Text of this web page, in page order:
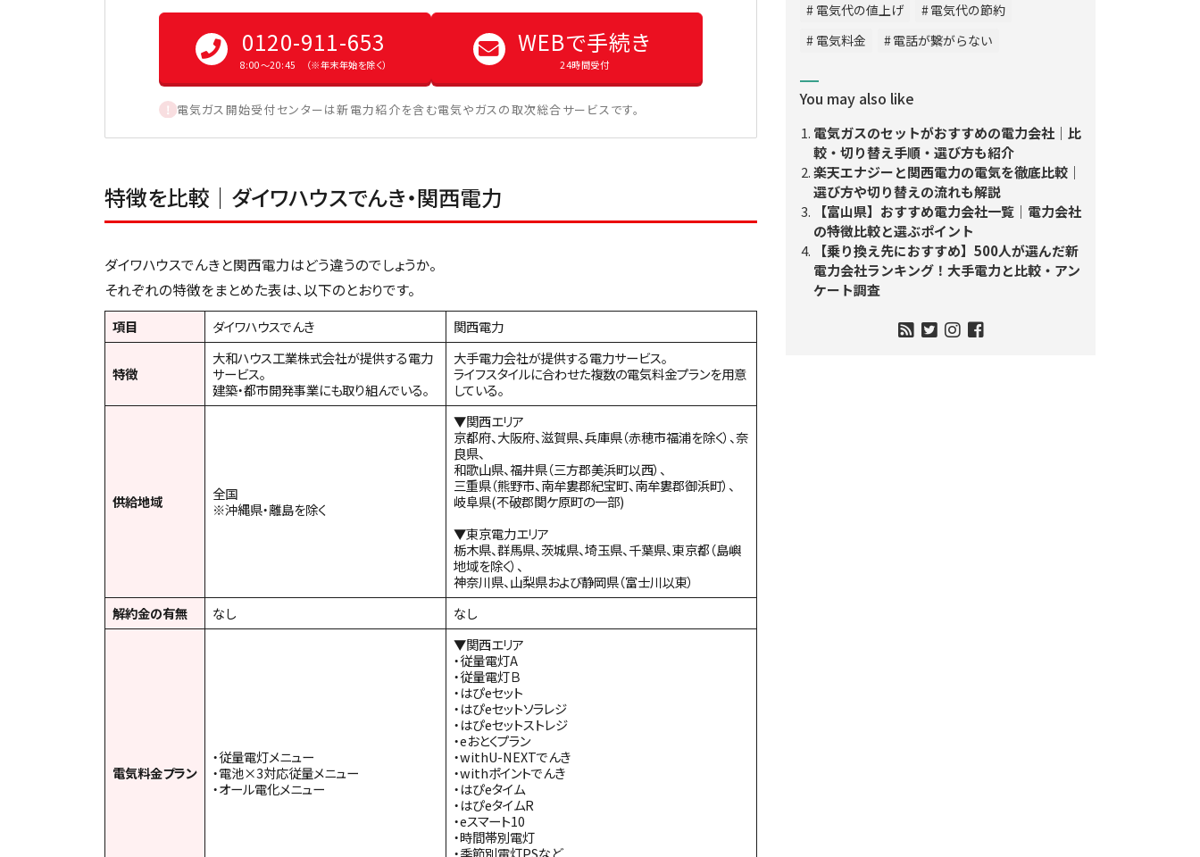
0120-911-653
8:00〜20:45 （※年末年始を除く）
WEBで手続き
24時間受付
電気ガス開始受付センターは新電力紹介を含む電気やガスの取次総合サービスです。
特徴を比較｜ダイワハウスでんき・関西電力
ダイワハウスでんきと関西電力はどう違うのでしょうか。
それぞれの特徴をまとめた表は、以下のとおりです。
項目 ダイワハウスでんき 関西電力
特徴
大和ハウス工業株式会社が提供する電力
サービス。
建築・都市開発事業にも取り組んでいる。
大手電力会社が提供する電力サービス。
ライフスタイルに合わせた複数の電気料金プランを用意
している。
供給地域
全国
※沖縄県・離島を除く
▼関西エリア
京都府、大阪府、滋賀県、兵庫県（赤穂市福浦を除く）、奈
良県、
和歌山県、福井県（三方郡美浜町以西）、
三重県（熊野市、南牟婁郡紀宝町、南牟婁郡御浜町）、
岐阜県(不破郡関ケ原町の一部)
▼東京電力エリア
栃木県、群馬県、茨城県、埼玉県、千葉県、東京都（島嶼
地域を除く）、
神奈川県、山梨県および静岡県（富士川以東）
解約金の有無
なし なし
電気料金プラン
・従量電灯メニュー
・電池×3対応従量メニュー
・オール電化メニュー
▼関西エリア
・従量電灯A
・従量電灯Ｂ
・はぴeセット
・はぴeセットソラレジ
・はぴeセットストレジ
・eおとくプラン
・withU-NEXTでんき
・withポイントでんき
・はぴeタイム
・はぴeタイムR
・eスマート10
・時間帯別電灯
電気代の値上げ
電気代の節約
電気料金
電話が繋がらない
You may also like
電気ガスのセットがおすすめの電力会社｜比
較・切り替え手順・選び方も紹介
楽天エナジーと関西電力の電気を徹底比較｜
選び方や切り替えの流れも解説
【富山県】おすすめ電力会社一覧｜電力会社
の特徴比較と選ぶポイント
【乗り換え先におすすめ】500人が選んだ新
電力会社ランキング！大手電力と比較・アン
ケート調査